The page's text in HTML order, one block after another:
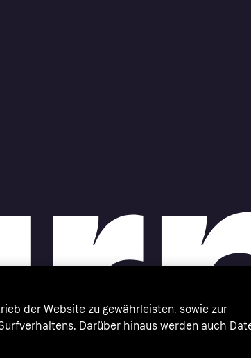
der Website zu gewährleisten, sowie zur
Darüber hinaus werden auch